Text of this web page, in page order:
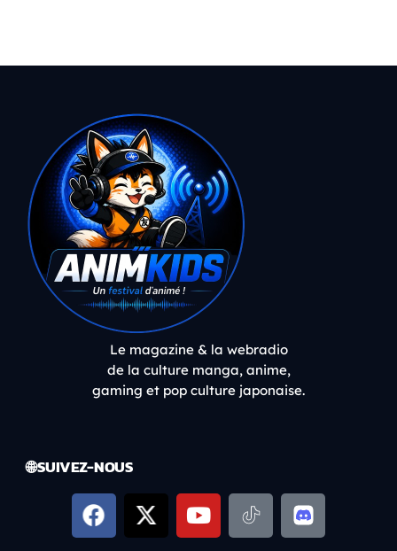
Le magazine & la webradio
de la culture manga, anime,
gaming et pop culture japonaise.
🌐 SUIVEZ-NOUS